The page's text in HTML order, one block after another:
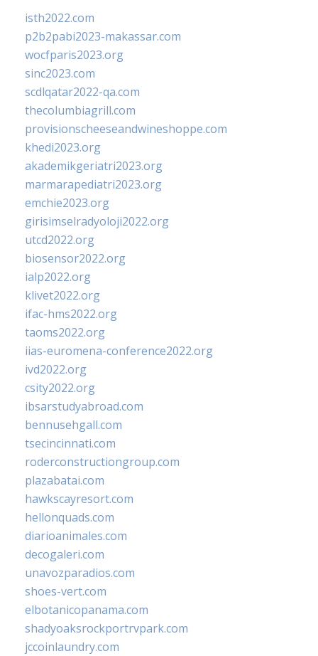
isth2022.com
p2b2pabi2023-makassar.com
wocfparis2023.org
sinc2023.com
scdlqatar2022-qa.com
thecolumbiagrill.com
provisionscheeseandwineshoppe.com
khedi2023.org
akademikgeriatri2023.org
marmarapediatri2023.org
emchie2023.org
girisimselradyoloji2022.org
utcd2022.org
biosensor2022.org
ialp2022.org
klivet2022.org
ifac-hms2022.org
taoms2022.org
iias-euromena-conference2022.org
ivd2022.org
csity2022.org
ibsarstudyabroad.com
bennusehgall.com
tsecincinnati.com
roderconstructiongroup.com
plazabatai.com
hawkscayresort.com
hellonquads.com
diarioanimales.com
decogaleri.com
unavozparadios.com
shoes-vert.com
elbotanicopanama.com
shadyoaksrockportrvpark.com
jccoinlaundry.com